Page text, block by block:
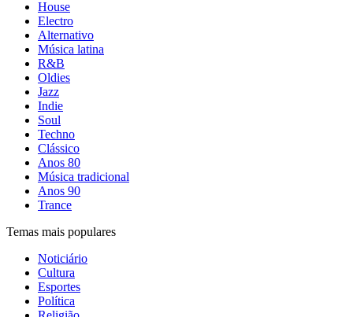
House
Electro
Alternativo
Música latina
R&B
Oldies
Jazz
Indie
Soul
Techno
Clássico
Anos 80
Música tradicional
Anos 90
Trance
Temas mais populares
Noticiário
Cultura
Esportes
Política